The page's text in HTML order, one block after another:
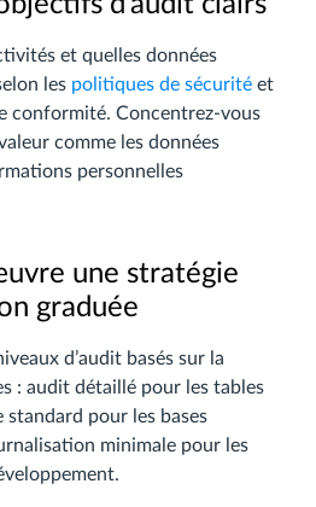
et quelles données
les politiques de sécurité et
conformité. Concentrez-vous
comme les données
personnelles
une stratégie
graduée
d’audit basés sur la
: audit détaillé pour les tables
standard pour les bases
minimale pour les